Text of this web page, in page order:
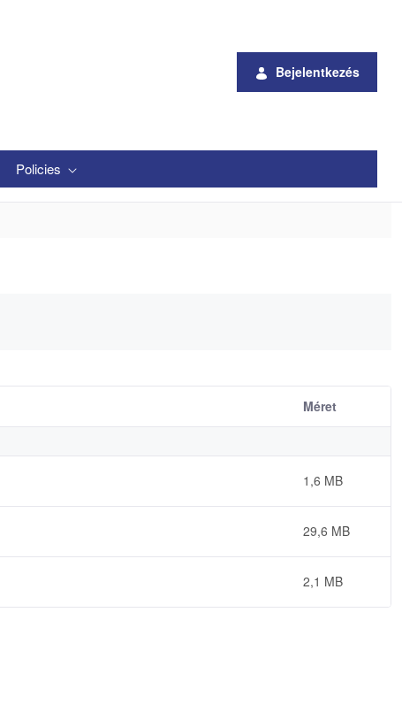
Bejelentkezés
Policies
Méret
1,6 MB
29,6 MB
2,1 MB